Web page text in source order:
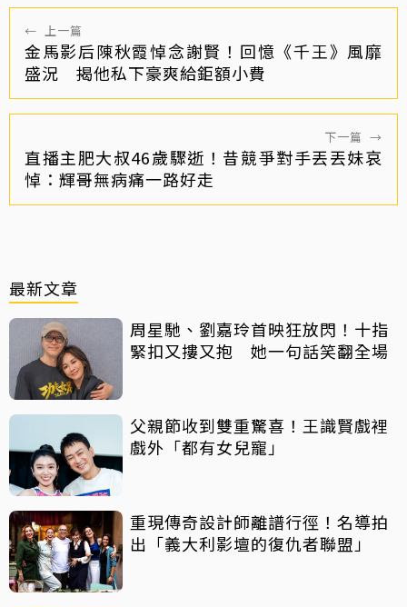
← 上一篇
金馬影后陳秋霞悼念謝賢！回憶《千王》風靡
盛況 揭他私下豪爽給鉅額小費
下一篇 →
直播主肥大叔46歲驟逝！昔競爭對手丟丟妹哀
悼：輝哥無病痛一路好走
最新文章
周星馳、劉嘉玲首映狂放閃！十指
緊扣又摟又抱 她一句話笑翻全場
父親節收到雙重驚喜！王識賢戲裡
戲外「都有女兒寵」
重現傳奇設計師離譜行徑！名導拍
出「義大利影壇的復仇者聯盟」